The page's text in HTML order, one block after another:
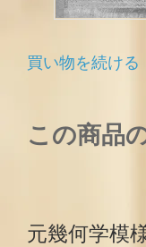
買い物を続ける
この商品
元幾何学模